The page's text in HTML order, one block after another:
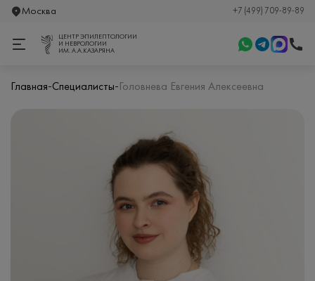
Москва +7 (499) 709-89-89
ЦЕНТР ЭПИЛЕПТОЛОГИИ
И НЕВРОЛОГИИ
ИМ. А.А.КАЗАРЯНА
Главная-Специалисты- Головнева Евгения Алексеевна